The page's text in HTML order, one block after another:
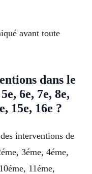
avant toute
dans le
6e, 7e, 8e,
15e, 16e ?
interventions de
3éme, 4éme,
11éme,